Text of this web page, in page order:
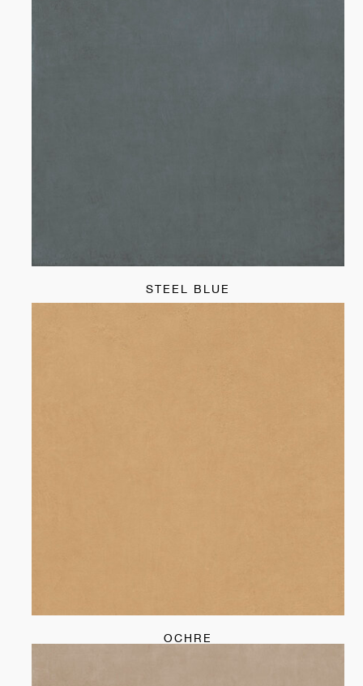
STEEL BLUE
OCHRE